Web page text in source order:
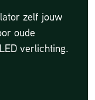
zelf jouw
oude
verlichting.